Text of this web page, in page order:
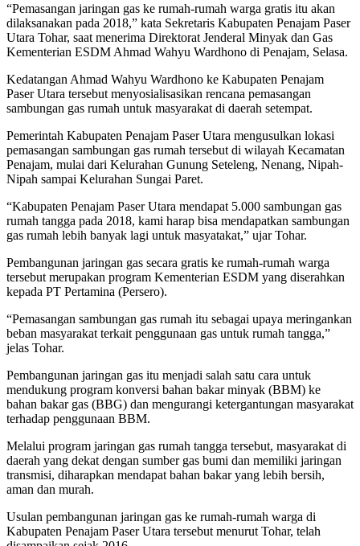
“Pemasangan jaringan gas ke rumah-rumah warga gratis itu akan
dilaksanakan pada 2018,” kata Sekretaris Kabupaten Penajam Paser
Utara Tohar, saat menerima Direktorat Jenderal Minyak dan Gas
Kementerian ESDM Ahmad Wahyu Wardhono di Penajam, Selasa.
Kedatangan Ahmad Wahyu Wardhono ke Kabupaten Penajam
Paser Utara tersebut menyosialisasikan rencana pemasangan
sambungan gas rumah untuk masyarakat di daerah setempat.
Pemerintah Kabupaten Penajam Paser Utara mengusulkan lokasi
pemasangan sambungan gas rumah tersebut di wilayah Kecamatan
Penajam, mulai dari Kelurahan Gunung Seteleng, Nenang, Nipah-
Nipah sampai Kelurahan Sungai Paret.
“Kabupaten Penajam Paser Utara mendapat 5.000 sambungan gas
rumah tangga pada 2018, kami harap bisa mendapatkan sambungan
gas rumah lebih banyak lagi untuk masyatakat,” ujar Tohar.
Pembangunan jaringan gas secara gratis ke rumah-rumah warga
tersebut merupakan program Kementerian ESDM yang diserahkan
kepada PT Pertamina (Persero).
“Pemasangan sambungan gas rumah itu sebagai upaya meringankan
beban masyarakat terkait penggunaan gas untuk rumah tangga,”
jelas Tohar.
Pembangunan jaringan gas itu menjadi salah satu cara untuk
mendukung program konversi bahan bakar minyak (BBM) ke
bahan bakar gas (BBG) dan mengurangi ketergantungan masyarakat
terhadap penggunaan BBM.
Melalui program jaringan gas rumah tangga tersebut, masyarakat di
daerah yang dekat dengan sumber gas bumi dan memiliki jaringan
transmisi, diharapkan mendapat bahan bakar yang lebih bersih,
aman dan murah.
Usulan pembangunan jaringan gas ke rumah-rumah warga di
Kabupaten Penajam Paser Utara tersebut menurut Tohar, telah